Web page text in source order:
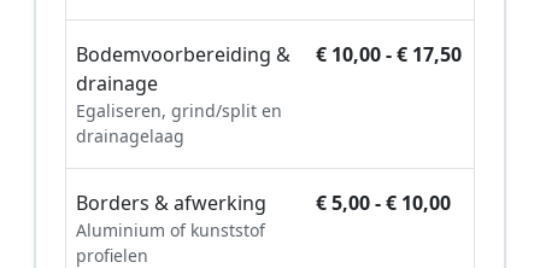
Bodemvoorbereiding &
drainage
Egaliseren, grind/split en
drainagelaag
€ 10,00 - € 17,50
Borders & afwerking
Aluminium of kunststof
profielen
€ 5,00 - € 10,00